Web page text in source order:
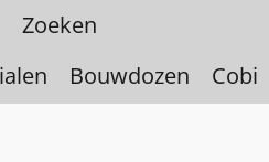
Bouwdozen Cobi